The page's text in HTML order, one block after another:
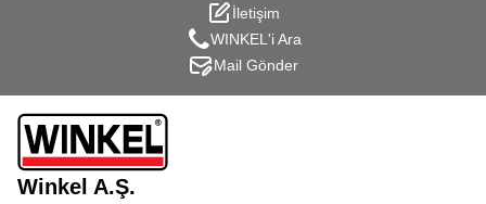
İletişim
WINKEL'i Ara
Mail Gönder
Winkel A.Ş.